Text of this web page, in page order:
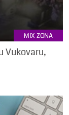
MIX ZONA
Vukovaru,